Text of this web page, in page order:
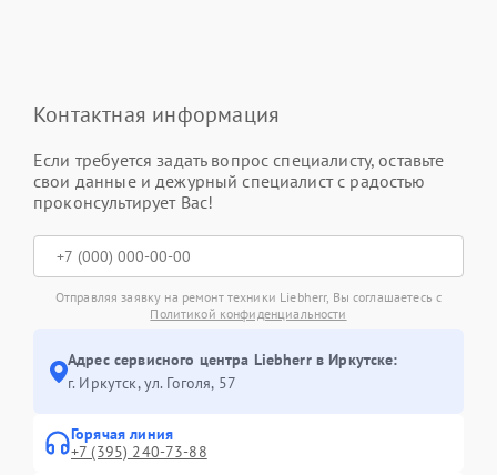
Контактная информация
Если требуется задать вопрос специалисту, оставьте
свои данные и дежурный специалист с радостью
проконсультирует Вас!
Отправляя заявку на ремонт техники Liebherr, Вы соглашаетесь с
Политикой конфиденциальности
Адрес сервисного центра Liebherr в Иркутске:
г. Иркутск, ул. ​Гоголя, 57
Горячая линия
+7 (395) 240-73-88